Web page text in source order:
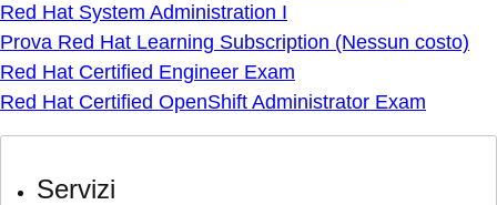
Red Hat System Administration I
Prova Red Hat Learning Subscription (Nessun costo)
Red Hat Certified Engineer Exam
Red Hat Certified OpenShift Administrator Exam
Servizi